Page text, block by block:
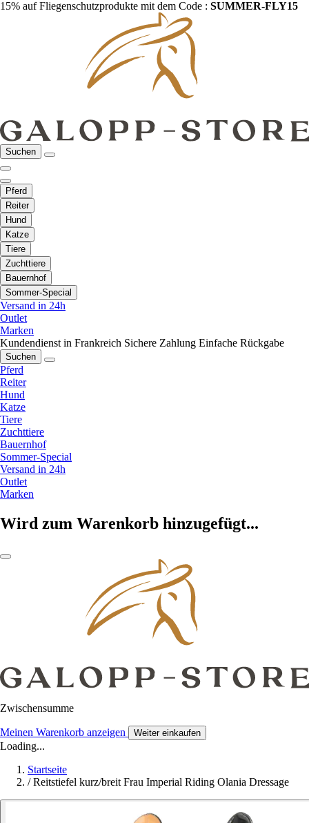
15% auf Fliegenschutzprodukte mit dem Code : SUMMER-FLY15
Suchen
Pferd
Reiter
Hund
Katze
Tiere
Zuchttiere
Bauernhof
Sommer-Special
Versand in 24h
Outlet
Marken
Kundendienst in Frankreich Sichere Zahlung Einfache Rückgabe
Suchen
Pferd
Reiter
Hund
Katze
Tiere
Zuchttiere
Bauernhof
Sommer-Special
Versand in 24h
Outlet
Marken
Wird zum Warenkorb hinzugefügt...
Zwischensumme
Meinen Warenkorb anzeigen Weiter einkaufen
Loading...
Startseite
/ Reitstiefel kurz/breit Frau Imperial Riding Olania Dressage